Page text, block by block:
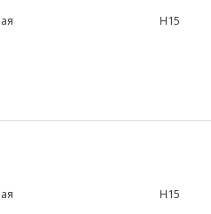
H15
H15